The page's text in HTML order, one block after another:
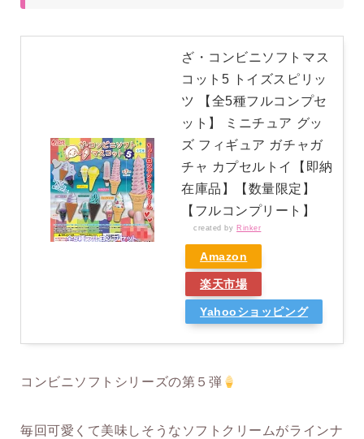
ざ・コンビニソフトマス
コット5 トイズスピリッ
ツ 【全5種フルコンプセ
ット】 ミニチュア グッ
ズ フィギュア ガチャガ
チャ カプセルトイ【即納
在庫品】【数量限定】
【フルコンプリート】
created by Rinker
Amazon
楽天市場
Yahooショッピング
コンビニソフトシリーズの第５弾
毎回可愛くて美味しそうなソフトクリームがラインナ